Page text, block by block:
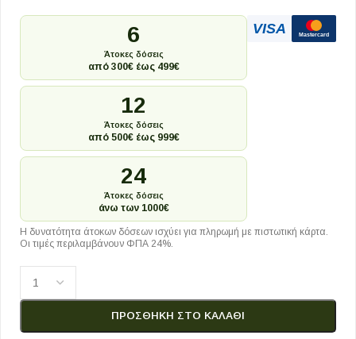
6
Άτοκες δόσεις
από 300€ έως 499€
12
Άτοκες δόσεις
από 500€ έως 999€
24
Άτοκες δόσεις
άνω των 1000€
VISA Mastercard
Η δυνατότητα άτοκων δόσεων ισχύει για πληρωμή με πιστωτική κάρτα.
Οι τιμές περιλαμβάνουν ΦΠΑ 24%.
ΠΡΟΣΘΉΚΗ ΣΤΟ ΚΑΛΆΘΙ